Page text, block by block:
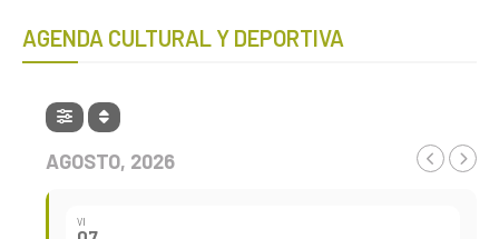
AGENDA CULTURAL Y DEPORTIVA
AGOSTO, 2026
VI